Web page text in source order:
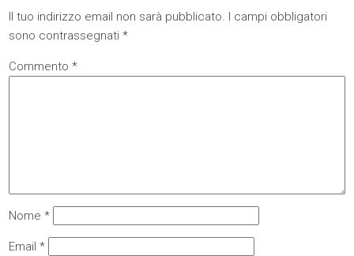
Il tuo indirizzo email non sarà pubblicato. I campi obbligatori
sono contrassegnati*
Commento*
Nome*
Email*